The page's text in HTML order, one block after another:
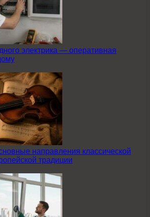
электрика — оперативная
направления классической
традиции